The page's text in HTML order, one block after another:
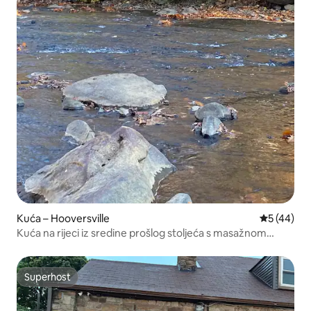
Kuća – Hooversville Prosječna
5 (44)
Kuća na rijeci iz sredine prošlog stoljeća s masažnom
Superhost
Superhost